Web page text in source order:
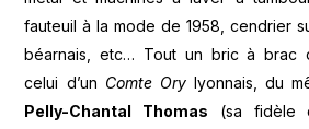
fauteuil à la mode de 1958, cendrier
béarnais, etc… Tout un bric à brac
celui d’un Comte Orylyonnais, du
Pelly-Chantal Thomas (sa fidèle